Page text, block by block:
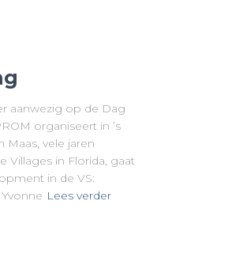
aanwezig op de Dag
organiseert in ’s
vele jaren
Villages in Florida, gaat
in de VS:
Lees verder